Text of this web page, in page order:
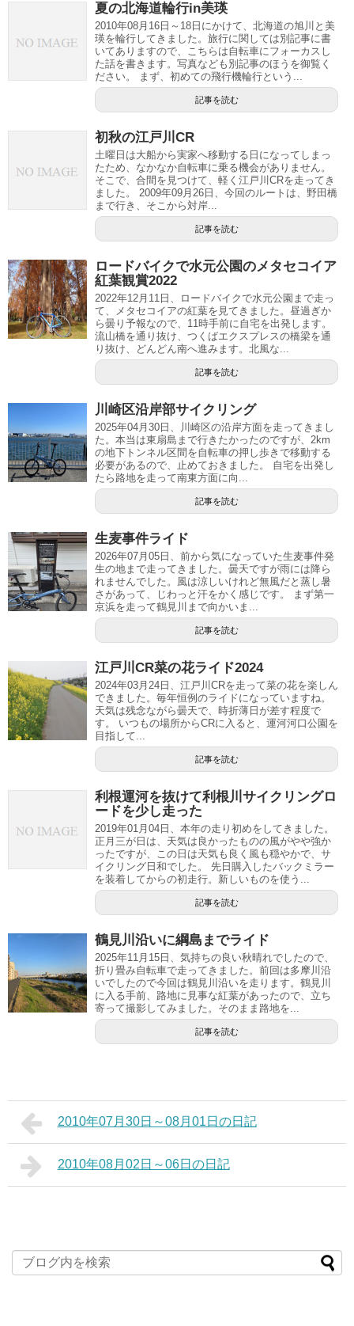
夏の北海道輪行in美瑛
2010年08月16日～18日にかけて、北海道の旭川と美
瑛を輪行してきました。旅行に関しては別記事に書
いてありますので、こちらは自転車にフォーカスし
た話を書きます。写真なども別記事のほうを御覧く
ださい。 まず、初めての飛行機輪行という...
記事を読む
初秋の江戸川CR
土曜日は大船から実家へ移動する日になってしまっ
たため、なかなか自転車に乗る機会がありません。
そこで、合間を見つけて、軽く江戸川CRを走ってき
ました。 2009年09月26日、今回のルートは、野田橋
まで行き、そこから対岸...
記事を読む
ロードバイクで水元公園のメタセコイア
紅葉観賞2022
2022年12月11日、ロードバイクで水元公園まで走っ
て、メタセコイアの紅葉を見てきました。昼過ぎか
ら曇り予報なので、11時手前に自宅を出発します。
流山橋を通り抜け、つくばエクスプレスの橋梁を通
り抜け、どんどん南へ進みます。北風な...
記事を読む
川崎区沿岸部サイクリング
2025年04月30日、川崎区の沿岸方面を走ってきまし
た。本当は東扇島まで行きたかったのですが、2km
の地下トンネル区間を自転車の押し歩きで移動する
必要があるので、止めておきました。 自宅を出発し
たら路地を走って南東方面に向...
記事を読む
生麦事件ライド
2026年07月05日、前から気になっていた生麦事件発
生の地まで走ってきました。曇天ですが雨には降ら
れませんでした。風は涼しいけれど無風だと蒸し暑
さがあって、じわっと汗をかく感じです。 まず第一
京浜を走って鶴見川まで向かいま...
記事を読む
江戸川CR菜の花ライド2024
2024年03月24日、江戸川CRを走って菜の花を楽しん
できました。毎年恒例のライドになっていますね。
天気は残念ながら曇天で、時折薄日が差す程度で
す。 いつもの場所からCRに入ると、運河河口公園を
目指して...
記事を読む
利根運河を抜けて利根川サイクリングロ
ードを少し走った
2019年01月04日、本年の走り初めをしてきました。
正月三が日は、天気は良かったものの風がやや強か
ったですが、この日は天気も良く風も穏やかで、サ
イクリング日和でした。 先日購入したバックミラー
を装着してからの初走行。新しいものを使う...
記事を読む
鶴見川沿いに綱島までライド
2025年11月15日、気持ちの良い秋晴れでしたので、
折り畳み自転車で走ってきました。前回は多摩川沿
いでしたので今回は鶴見川沿いを走ります。鶴見川
に入る手前、路地に見事な紅葉があったので、立ち
寄って撮影してみました。そのまま路地を...
記事を読む
2010年07月30日～08月01日の日記
2010年08月02日～06日の日記